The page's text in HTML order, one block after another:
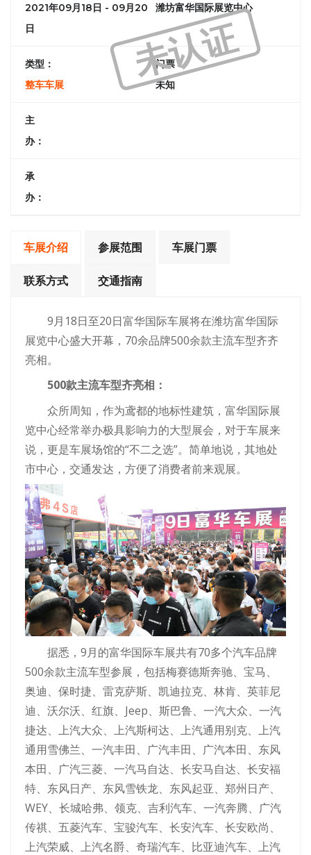
未认证
2021年09月18日 - 09月20
日
潍坊富华国际展览中心
类型：
整车车展
门票：
未知
主
办：
承
办：
车展介绍 参展范围 车展门票
联系方式 交通指南
9月18日至20日富华国际车展将在潍坊富华国际
展览中心盛大开幕，70余品牌500余款主流车型齐齐
亮相。
500款主流车型齐亮相：
众所周知，作为鸢都的地标性建筑，富华国际展
览中心经常举办极具影响力的大型展会，对于车展来
说，更是车展场馆的“不二之选”。简单地说，其地处
市中心，交通发达，方便了消费者前来观展。
据悉，9月的富华国际车展共有70多个汽车品牌
500余款主流车型参展，包括梅赛德斯奔驰、宝马、
奥迪、保时捷、雷克萨斯、凯迪拉克、林肯、英菲尼
迪、沃尔沃、红旗、Jeep、斯巴鲁、一汽大众、一汽
捷达、上汽大众、上汽斯柯达、上汽通用别克、上汽
通用雪佛兰、一汽丰田、广汽丰田、广汽本田、东风
本田、广汽三菱、一汽马自达、长安马自达、长安福
特、东风日产、东风雪铁龙、东风起亚、郑州日产、
WEY、长城哈弗、领克、吉利汽车、一汽奔腾、广汽
传祺、五菱汽车、宝骏汽车、长安汽车、长安欧尚、
上汽荣威、上汽名爵、奇瑞汽车、比亚迪汽车、上汽